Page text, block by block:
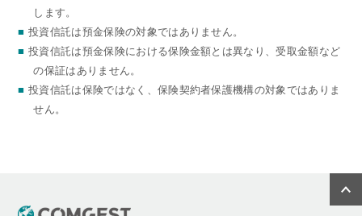
します。
■ 投資信託は預金保険の対象ではありません。
■ 投資信託は預金保険における保険金額とは異なり、受取金額など
の保証はありません。
■ 投資信託は保険ではなく、保険契約者保護機構の対象ではありま
せん。